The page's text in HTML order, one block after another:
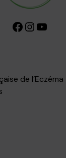
Facebook InstagramYouTube
de l’Eczéma